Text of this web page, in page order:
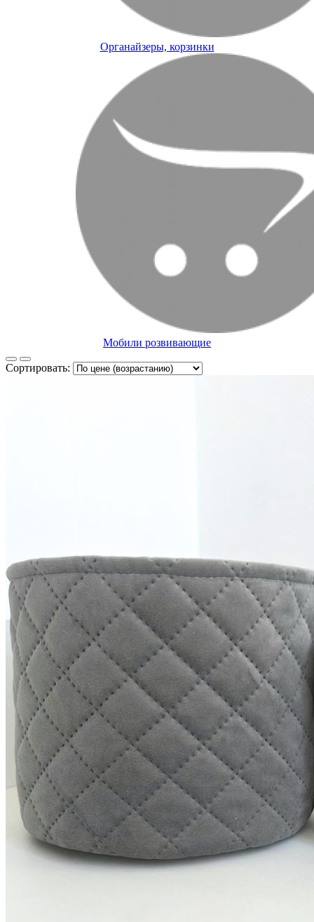
Органайзеры, корзинки
Мобили розвивающие
Сортировать: